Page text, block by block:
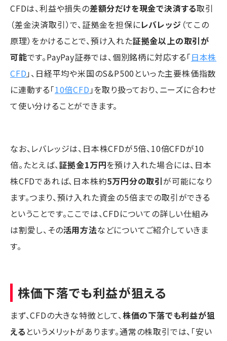
CFDは、利益や損失の差額分だけを現金で決済する取引
（差金決済取引）で、証拠金を担保にレバレッジ （てこの
原理）をかけることで、預け入れた証拠金以上の取引が
可能です。PayPay証券では、個別銘柄に対応する「日本株
CFD 」、日経平均や米国のS&P500といった主要株価指数
に連動する「10倍CFD 」を取り扱っており、ニーズに合わせ
て使い分けることができます。
なお、レバレッジは、日本株CFDが5倍、10倍CFDが10
倍。たとえば、証拠金1万円を預け入れた場合には、日本
株CFDであれば、日本株約5万円分の取引が可能になり
ます。つまり、預け入れた資金の5倍までの取引ができる
ということです。ここでは、CFDについての詳しい仕組み
は割愛し、その活用方法などについてご紹介していきま
す。
株価下落でも利益が狙える
まず、CFDの大きな特徴として、株価の下落でも利益が狙
える というメリットがあります。通常の株取引では、「安い